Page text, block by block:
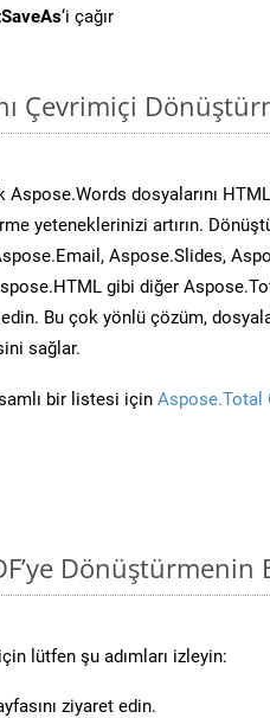
‘i çağır
Çevrimiçi
Aspose.Words dosyalarını
yeteneklerinizi artırın.
Aspose.Slides,
gibi diğer
Bu çok yönlü çözüm,
sağlar.
bir listesi için Aspose.Total
Dönüştürmenin
lütfen şu adımları izleyin:
ziyaret edin.